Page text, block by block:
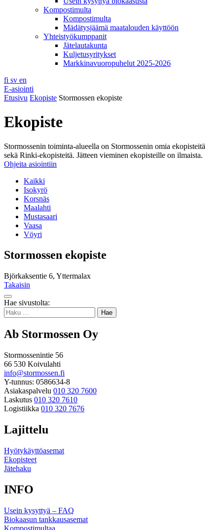
Kompostimulta
Kompostimulta
Mädätysjäämä maatalouden käyttöön
Yhteistyökumppanit
Jätelautakunta
Kuljetusyritykset
Markkinavuoropuhelut 2025-2026
fi sv en
E-asiointi
Etusivu Ekopiste Stormossen ekopiste
Ekopiste
Stormossenin toiminta-alueella on Stormossenin omia ekopisteitä
sekä Rinki-ekopisteitä. Jätteen vieminen ekopisteille on ilmaista.
Ohjeita asiointiin
Kaikki
Isokyrö
Korsnäs
Maalahti
Mustasaari
Vaasa
Vöyri
Stormossen ekopiste
Björkaksentie 6, Yttermalax
Takaisin
Takaisin
ylös
Hae sivustolta:
Haku:
Ab Stormossen Oy
Stormossenintie 56
66 530 Koivulahti
info@stormossen.fi
Y-tunnus: 0586634-8
Asiakaspalvelu 010 320 7600
Laskutus 010 320 7610
Logistiikka 010 320 7676
Lajittelu
Hyötykäyttöasemat
Ekopisteet
Jätehaku
INFO
Usein kysyttyä – FAQ
Biokaasun tankkausasemat
Kompostimultaa